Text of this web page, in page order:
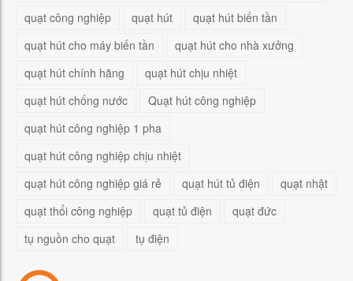
quạt công nghiệp
quạt hút
quạt hút biến tần
quạt hút cho máy biến tần
quạt hút cho nhà xưởng
quạt hút chính hãng
quạt hút chịu nhiệt
quạt hút chống nước
Quạt hút công nghiệp
quạt hút công nghiệp 1 pha
quạt hút công nghiệp chịu nhiệt
quạt hút công nghiệp giá rẻ
quạt hút tủ điện
quạt nhật
quạt thổi công nghiệp
quạt tủ điện
quạt đức
tụ nguồn cho quạt
tụ điện